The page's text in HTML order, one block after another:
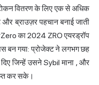
टोकन वितरण के लिए एक से अधिक
ब्राउज़र पहचान बनाई जाती
का 2024 ZRO एयरड्रॉप
बन गया: प्रोजेक्ट नेलगभग छह
जिन्हें उसने Sybil माना , और
कर सके।